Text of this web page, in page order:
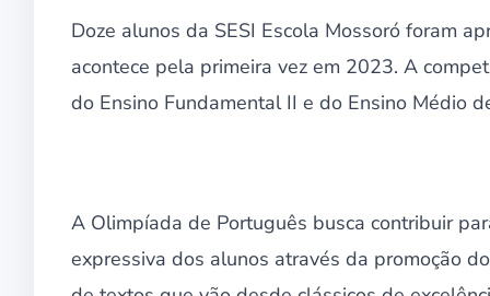
Doze alunos da SESI Escola Mossoró foram
acontece pela primeira vez em 2023. A
do Ensino Fundamental II e do Ensino Médio
A Olimpíada de Português busca contribuir
expressiva dos alunos através da promoção